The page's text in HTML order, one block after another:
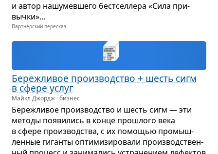
и автор нашу­мев­шего бест­сел­лера «Сила при­
вычки»...
Партнёрский пересказ
Береж­ли­вое про­из­вод­ство + шесть сигм
в сфере услуг
Майкл Джордж · бизнес
Береж­ли­вое про­из­вод­ство и шесть сигм — эти
методы появи­лись в конце про­шлого века
в сфере про­из­вод­ства, с их помо­щью про­мыш­
лен­ные гиганты опти­ми­зи­ро­вали про­из­вод­ствен­